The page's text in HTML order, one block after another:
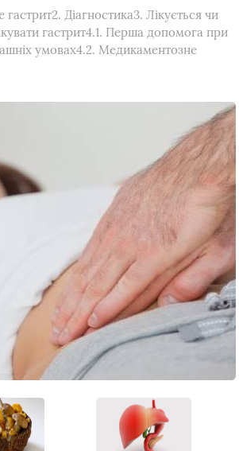
гастрит2. Діагностика3. Лікується чи
гастрит4.1. Перша допомога при
умовах4.2. Медикаментозне